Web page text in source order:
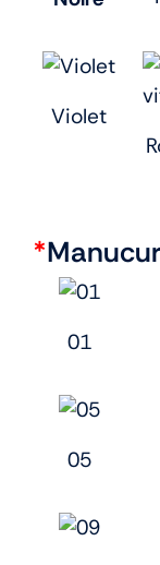
Violet
*
01
05